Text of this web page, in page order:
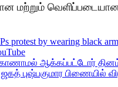
மற்றும்
protest by wearing black
காணாமல் ஆக்கப்பட்டோர்
புஷ்பகுமார பிணையில்